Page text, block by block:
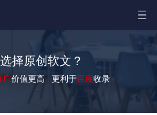
择原创软文？
广价值更高 更利于百度收录